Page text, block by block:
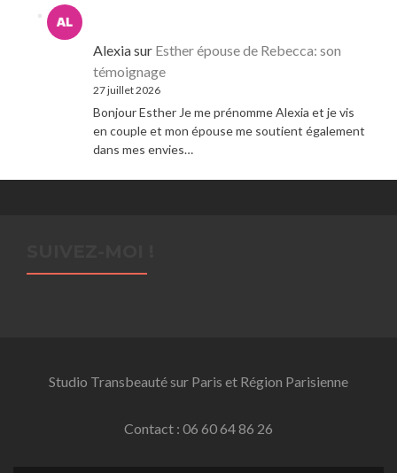
Alexiasur Esther épouse de Rebecca: son
témoignage
27 juillet 2026
Bonjour Esther Je me prénomme Alexia et je vis
en couple et mon épouse me soutient également
dans mes envies…
Studio Transbeauté sur Paris et Région Parisienne
Contact : 06 60 64 86 26